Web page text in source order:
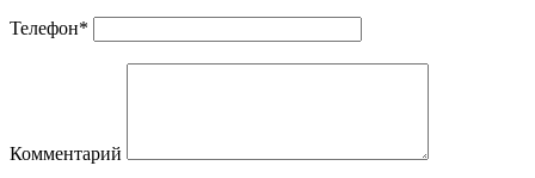
Телефон*
Комментарий